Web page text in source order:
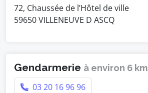
72, Chaussée de l’Hôtel de ville
59650 VILLENEUVE D ASCQ
Gendarmerie à environ 6 km
03 20 16 96 96